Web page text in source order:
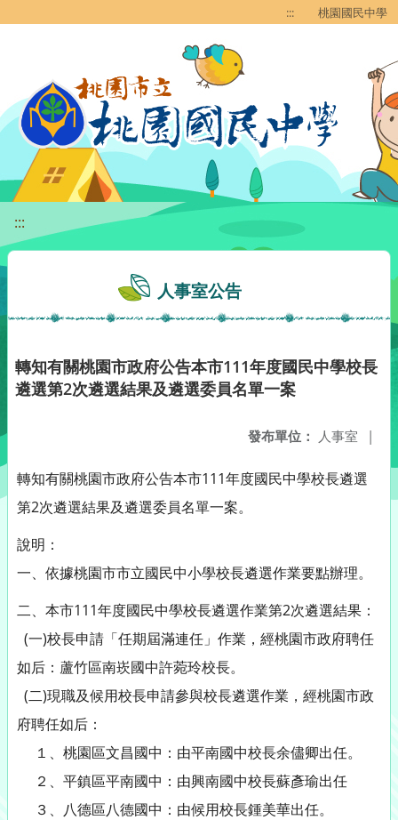
::: 桃園國民中學
:::
人事室公告
轉知有關桃園市政府公告本市111年度國民中學校長
遴選第2次遴選結果及遴選委員名單一案
發布單位： 人事室 |
轉知有關桃園市政府公告本市111年度國民中學校長遴選
第2次遴選結果及遴選委員名單一案。
說明：
一、依據桃園市市立國民中小學校長遴選作業要點辦理。
二、本市111年度國民中學校長遴選作業第2次遴選結果：
(一)校長申請「任期屆滿連任」作業，經桃園市政府聘任
如后：蘆竹區南崁國中許菀玲校長。
(二)現職及候用校長申請參與校長遴選作業，經桃園市政
府聘任如后：
１、桃園區文昌國中：由平南國中校長余儘卿出任。
２、平鎮區平南國中：由興南國中校長蘇彥瑜出任
３、八德區八德國中：由候用校長鍾美華出任。